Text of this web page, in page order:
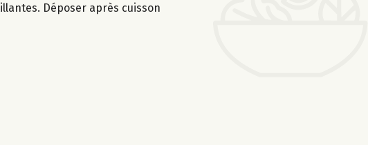
Déposer après cuisson